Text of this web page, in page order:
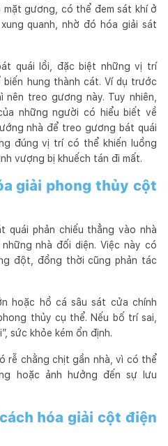
mặt gương, có thể đem sát khí ở
quanh, nhờ đó hóa giải sát
quái lồi, đặc biệt những vị trí
hung thành cát. Ví dụ trước
treo gương này. Tuy nhiên,
những người có hiểu biết về
nhà để treo gương bát quái
đúng vị trí có thể khiến luồng
vượng bị khuếch tán đi mất.
giải phong thủy cột
quái phản chiếu thẳng vào nhà
nhà đối diện. Việc này có
đột, đồng thời cũng phản tác
hoặc hồ cá sâu sát cửa chính
thủy cụ thể. Nếu bố trí sai,
sức khỏe kém ổn định.
rễ chằng chịt gần nhà, vì có thể
hoặc ảnh hưởng đến sự lưu
hóa giải cột điện